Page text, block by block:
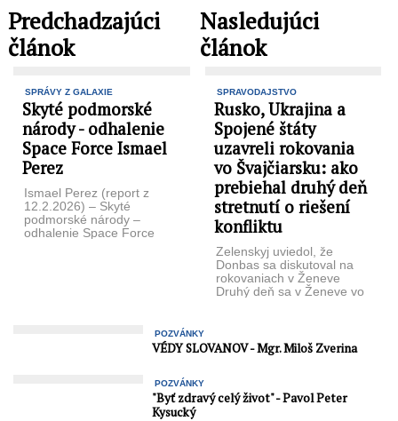
Predchadzajúci
článok
SPRÁVY Z GALAXIE
Skyté podmorské
národy - odhalenie
Space Force Ismael
Perez
Ismael Perez (report z
12.2.2026) – Skyté
podmorské národy –
odhalenie Space Force
Nasledujúci
článok
SPRAVODAJSTVO
Rusko, Ukrajina a
Spojené štáty
uzavreli rokovania
vo Švajčiarsku: ako
prebiehal druhý deň
stretnutí o riešení
konfliktu
Zelenskyj uviedol, že
Donbas sa diskutoval na
rokovaniach v Ženeve
Druhý deň sa v Ženeve vo
POZVÁNKY
VÉDY SLOVANOV - Mgr. Miloš Zverina
POZVÁNKY
"Byť zdravý celý život" - Pavol Peter
Kysucký